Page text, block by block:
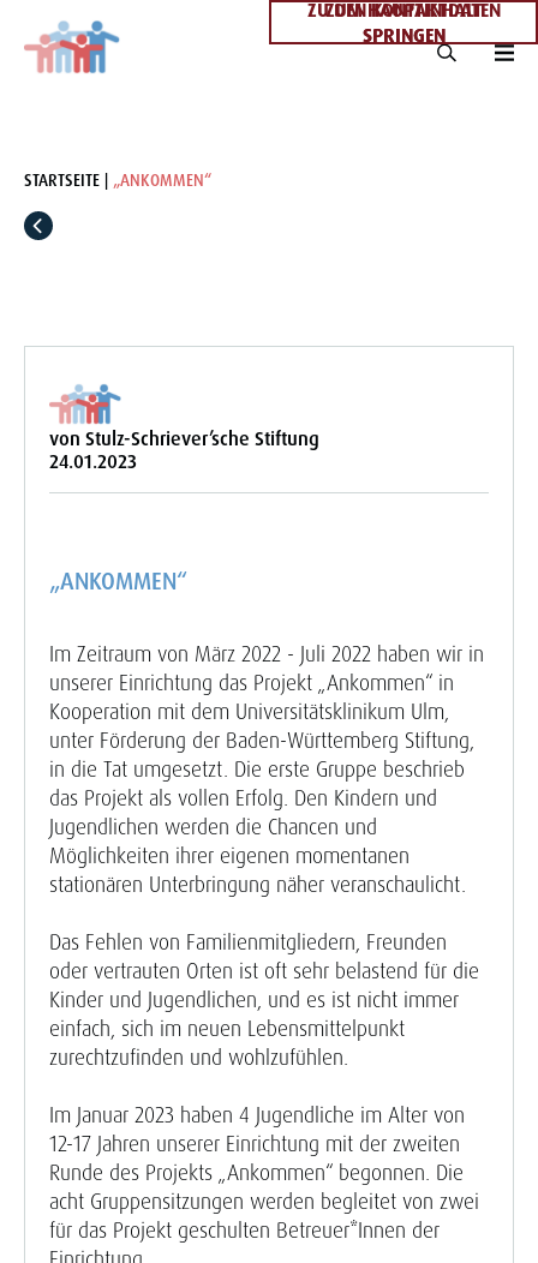
ZUM HAUPTINHALT
SPRINGEN
ZU DEN KONTAKTDATEN
SPRINGEN
STARTSEITE „ANKOMMEN“
von Stulz-Schriever’sche Stiftung
24.01.2023
„ANKOMMEN“
Im Zeitraum von März 2022 - Juli 2022 haben wir in
unserer Einrichtung das Projekt „Ankommen“ in
Kooperation mit dem Universitätsklinikum Ulm,
unter Förderung der Baden-Württemberg Stiftung,
in die Tat umgesetzt. Die erste Gruppe beschrieb
das Projekt als vollen Erfolg. Den Kindern und
Jugendlichen werden die Chancen und
Möglichkeiten ihrer eigenen momentanen
stationären Unterbringung näher veranschaulicht.
Das Fehlen von Familienmitgliedern, Freunden
oder vertrauten Orten ist oft sehr belastend für die
Kinder und Jugendlichen, und es ist nicht immer
einfach, sich im neuen Lebensmittelpunkt
zurechtzufinden und wohlzufühlen.
Im Januar 2023 haben 4 Jugendliche im Alter von
12-17 Jahren unserer Einrichtung mit der zweiten
Runde des Projekts „Ankommen“ begonnen. Die
acht Gruppensitzungen werden begleitet von zwei
für das Projekt geschulten Betreuer*Innen der